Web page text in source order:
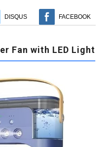
DISQUS FACEBOOK
Fan with LED Light